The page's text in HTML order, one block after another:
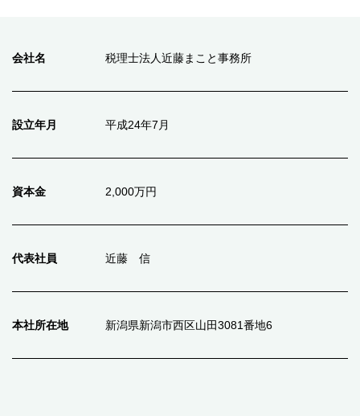
会社名 税理士法人近藤まこと事務所
設立年月 平成24年7月
資本金 2,000万円
代表社員 近藤 信
本社所在地 新潟県新潟市西区山田3081番地6